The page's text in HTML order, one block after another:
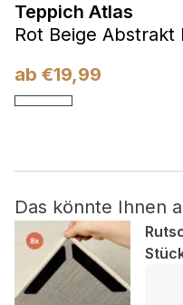
Teppich Atlas
Rot Beige Abstrakt
ab €19,99
Das könnte Ihnen
Marketing
Marketing-Cookies
Websites hinweg zu
anzuzeigen, die für den
ansprechend sind und
Nicht
Andere nicht
analysiert werden und
wurden.